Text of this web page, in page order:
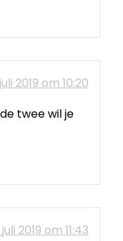
2019 om 10:20
twee wil je
juli 2019 om 11:43